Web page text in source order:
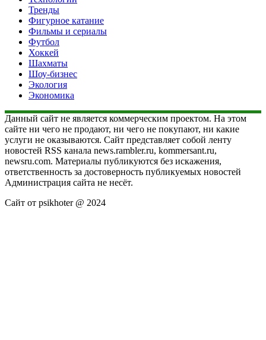
Тренды
Фигурное катание
Фильмы и сериалы
Футбол
Хоккей
Шахматы
Шоу-бизнес
Экология
Экономика
Данный сайт не является коммерческим проектом. На этом
сайте ни чего не продают, ни чего не покупают, ни какие
услуги не оказываются. Сайт представляет собой ленту
новостей RSS канала news.rambler.ru, kommersant.ru,
newsru.com. Материалы публикуются без искажения,
ответственность за достоверность публикуемых новостей
Администрация сайта не несёт.
Сайт от psikhoter @ 2024